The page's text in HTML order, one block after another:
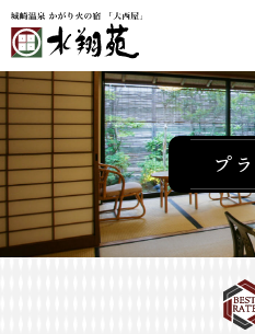
プ